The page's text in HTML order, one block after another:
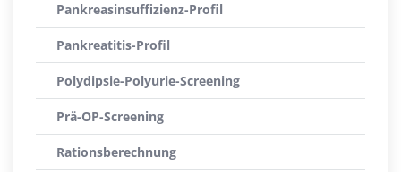
Pankreasinsuffizienz-Profil
Pankreatitis-Profil
Polydipsie-Polyurie-Screening
Prä-OP-Screening
Rationsberechnung